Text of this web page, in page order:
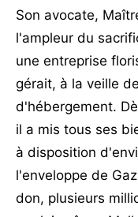
Son avocate,
l'ampleur du
une entreprise
gérait, à la veille
d'hébergement.
il a mis tous ses
à disposition
l'enveloppe de
don, plusieurs